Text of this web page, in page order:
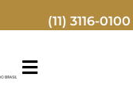
(11) 3116-0100